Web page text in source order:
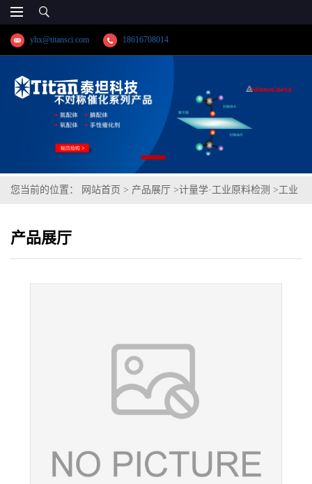
yhx@titansci.com 18616708014
您当前的位置： 网站首页 > 产品展厅 >计量学·工业原料检测 >工业
产品展厅